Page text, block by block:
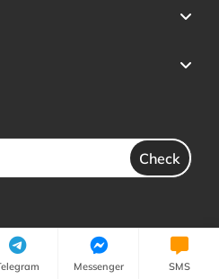
Check
Messenger SMS